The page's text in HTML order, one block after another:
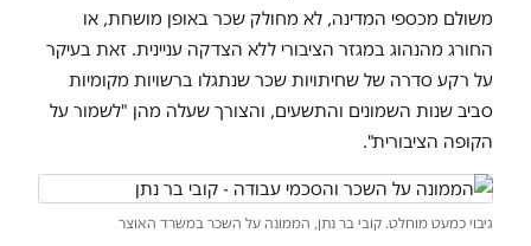
משולם מכספי המדינה, לא מחולק שכר באופן מושחת, או
החורג מהנהוג במגזר הציבורי ללא הצדקה עניינית. זאת בעיקר
על רקע סדרה של שחיתויות שכר שנתגלו ברשויות מקומיות
סביב שנות השמונים והתשעים, והצורך שעלה מהן "לשמור על
הקופה הציבורית".
גיבוי כמעט מוחלט. קובי בר נתן, הממונה על השכר במשרד האוצר